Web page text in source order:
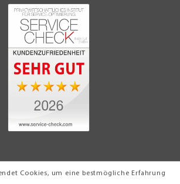
Cookies, um eine bestmögliche Erfahrung